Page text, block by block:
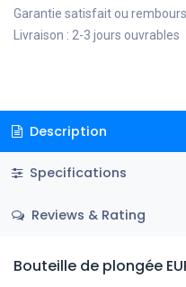
Garantie satisfait ou
Livraison : 2-3 jours ouvrables
Description
Specifications
Reviews & Rating
Bouteille de plongée